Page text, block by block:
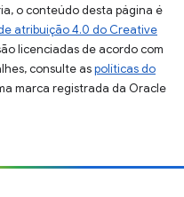
o conteúdo desta página é
atribuição 4.0 do Creative
licenciadas de acordo com
consulte aspolíticas do
marca registrada da Oracle